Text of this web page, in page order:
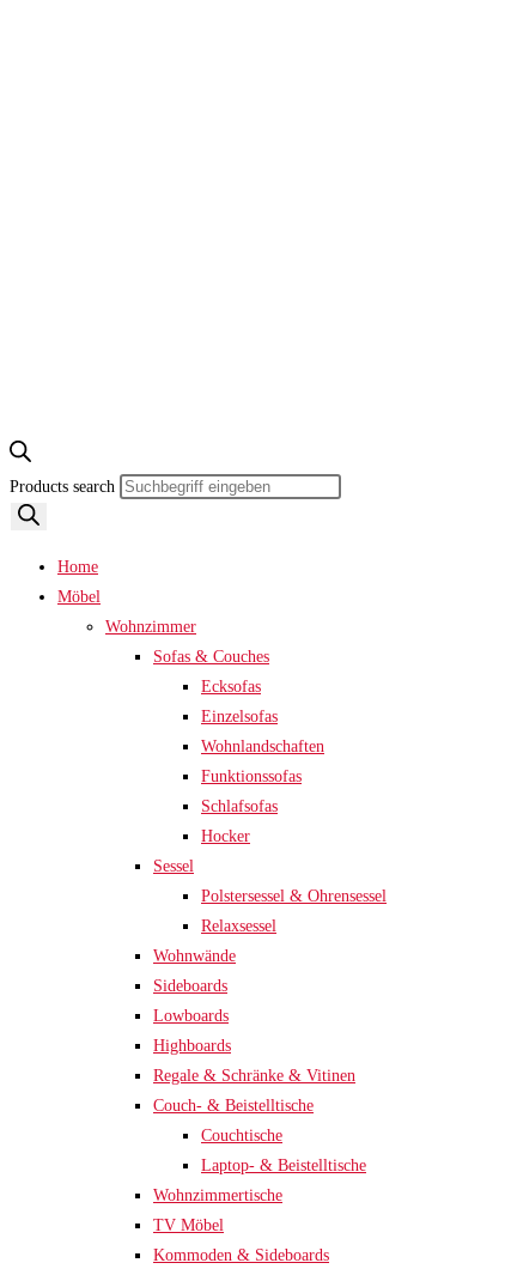
Products search
Home
Möbel
Wohnzimmer
Sofas & Couches
Ecksofas
Einzelsofas
Wohnlandschaften
Funktionssofas
Schlafsofas
Hocker
Sessel
Polstersessel & Ohrensessel
Relaxsessel
Wohnwände
Sideboards
Lowboards
Highboards
Regale & Schränke & Vitinen
Couch- & Beistelltische
Couchtische
Laptop- & Beistelltische
Wohnzimmertische
TV Möbel
Kommoden & Sideboards